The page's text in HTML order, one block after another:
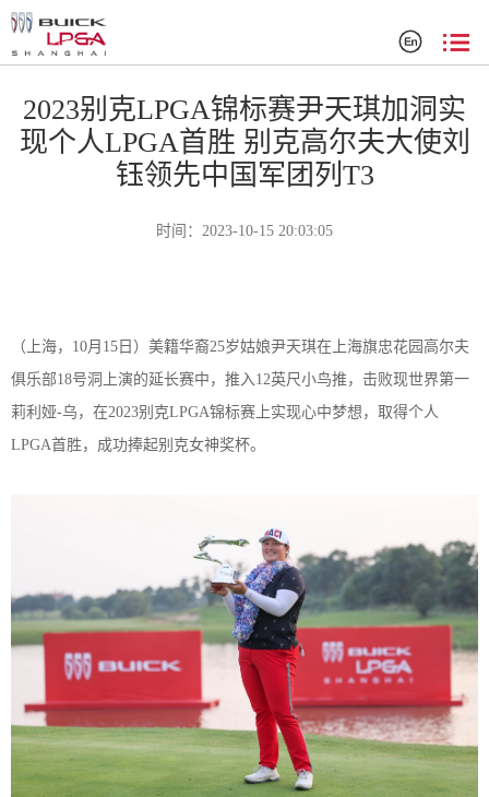
2023别克LPGA锦标赛尹天琪加洞实
现个人LPGA首胜 别克高尔夫大使刘
钰领先中国军团列T3
时间：2023-10-15 20:03:05
（上海， 10月 15 日）美籍华裔25岁姑娘尹天琪在上海旗忠花园高尔夫
俱乐部18号洞上演的延长赛中，推入12英尺小鸟推，击败现世界第一
莉利娅-乌， 在2023别克LPGA锦标赛上实现心中梦想，取得个人
LPGA首胜 ， 成功捧起别克女神奖杯。